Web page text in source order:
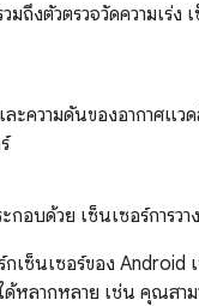
งตัวตรวจวัดความเร่ง
ความดันของอากาศแว
อบด้วย เซ็นเซอร์การว
ซ็นเซอร์ของ Android
หลากหลาย เช่น คุณสาม